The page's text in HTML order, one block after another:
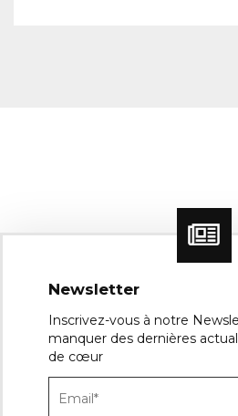
Newsletter
Inscrivez-vous à notre
manquer des dernières
de cœur